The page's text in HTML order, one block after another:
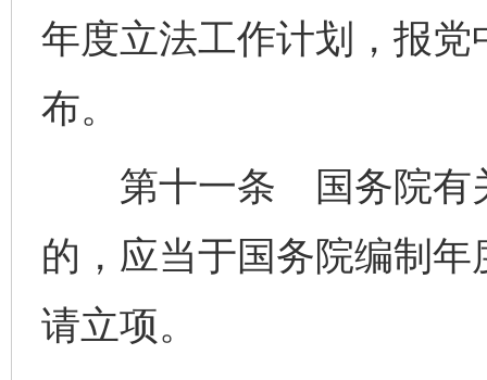
年度立法工作计划，报
布。
第十一条 国务院有关
的，应当于国务院编制
请立项。